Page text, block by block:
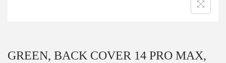
GREEN, BACK COVER 14 PRO MAX,